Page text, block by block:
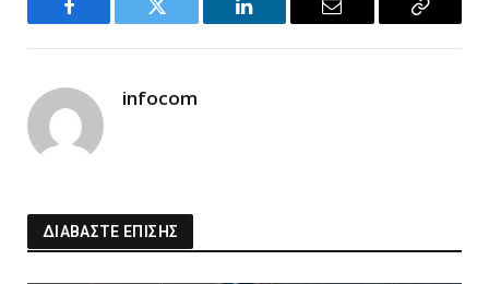
Facebook Twitter LinkedIn Email
Copy
infocom
ΔΙΑΒΑΣΤΕ ΕΠΙΣΗΣ